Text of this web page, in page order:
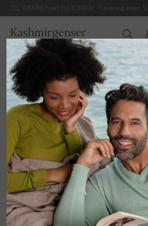
GRATIS frakt fra 3 300 kr – Levering innen
Kashmirgenser
NORGE
Hjem
Luksuriøse damegensere i kashmir
Damegensere i kashmir med høy hals